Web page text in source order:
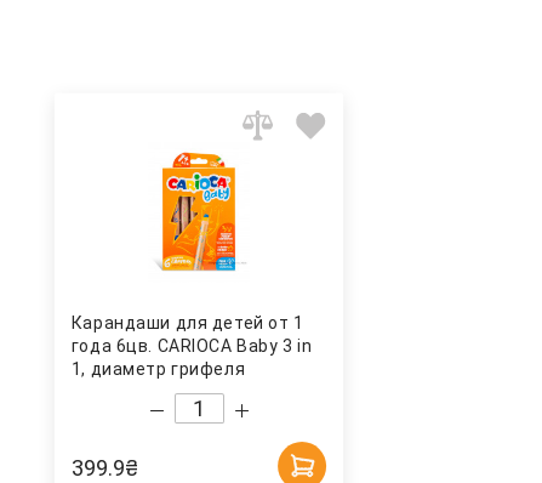
Карандаши для детей от 1
года 6цв. CARIOCA Baby 3 in
1, диаметр грифеля
10мм.+точилка Carioca
399.9₴